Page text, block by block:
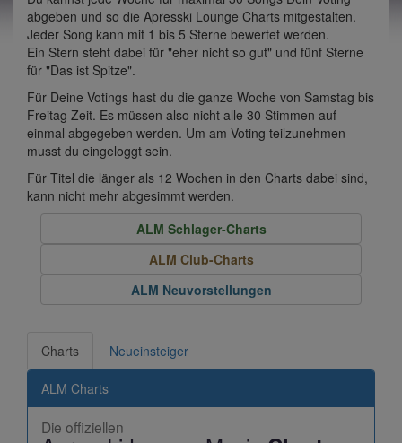
abgeben und so die Apresski Lounge Charts mitgestalten.
Jeder Song kann mit 1 bis 5 Sterne bewertet werden.
Ein Stern steht dabei für "eher nicht so gut" und fünf Sterne
für "Das ist Spitze".
Für Deine Votings hast du die ganze Woche von Samstag bis
Freitag Zeit. Es müssen also nicht alle 30 Stimmen auf
einmal abgegeben werden. Um am Voting teilzunehmen
musst du eingeloggt sein.
Für Titel die länger als 12 Wochen in den Charts dabei sind,
kann nicht mehr abgesimmt werden.
ALM Schlager-Charts
ALM Club-Charts
ALM Neuvorstellungen
Charts Neueinsteiger
ALM Charts
Die offiziellen